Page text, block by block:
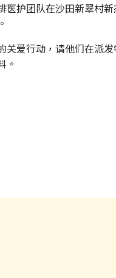
护团队在沙田新翠村
爱行动，请他们在派
。